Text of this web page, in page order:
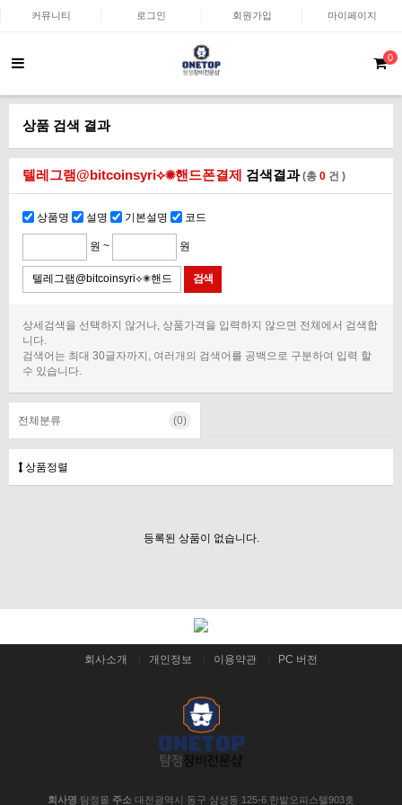
커뮤니티 로그인 회원가입 마이페이지
0
상품 검색 결과
텔레그램@bitcoinsyri⟡✺핸드폰결제 검색결과(총 0 건 )
상품명 설명 기본설명 코드
원 ~ 원
상세검색을 선택하지 않거나, 상품가격을 입력하지 않으면 전체에서 검색합
니다.
검색어는 최대 30글자까지, 여러개의 검색어를 공백으로 구분하여 입력 할
수 있습니다.
전체분류 (0)
상품정렬
등록된 상품이 없습니다.
회사소개 개인정보 이용약관 PC 버전
회사명 탐정몰 주소 대전광역시 동구 삼성동 125-6 한밭오피스텔903호